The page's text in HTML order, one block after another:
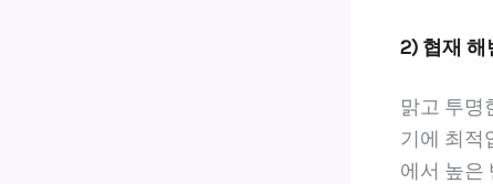
2) 협재 해
맑고 투명
기에 최적
에서 높은